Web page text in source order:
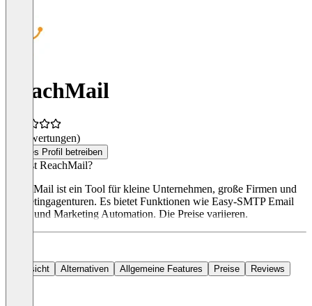
ReachMail
(0 Bewertungen)
Dieses Profil betreiben
Was ist ReachMail?
ReachMail ist ein Tool für kleine Unternehmen, große Firmen und
Marketingagenturen. Es bietet Funktionen wie Easy-SMTP Email
Relay und Marketing Automation. Die Preise variieren.
Übersicht Alternativen Allgemeine Features Preise Reviews